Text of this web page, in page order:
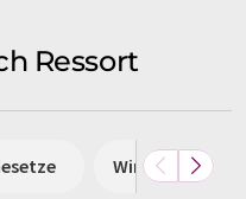
Ressort
Wirtschaft &